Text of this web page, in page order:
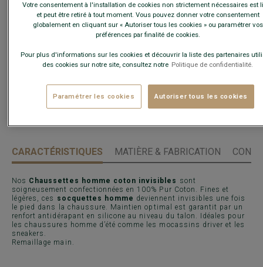
AJOUTER AU PANIER
Voir la disponibilité en magasin
Livré en 24h ouvrées avec Chronopost Express
(commandez avant 14h)
30 jours pour changer d'avis !
CARACTÉRISTIQUES MATIÈRE & FABRICATION
Nos Chaussettes homme coton invisibles sont
soigneusement confectionnées en 100% Pur Coton. Fines et
légères, ces socquettes homme deviennent invisibles une fois
le pied dans la chaussure. Maintien optimal est garantit par un
renfort antidérapant en silicone au niveau du talon. Idéales pour
les chaussures homme d’été comme les mocassins driver et les
sneakers.
Remaillage main.
Votre consentement à l'installation de cookies non strictement nécessaires est
et peut être retiré à tout moment. Vous pouvez donner votre consentement
globalement en cliquant sur « Autoriser tous les cookies » ou paramétrer vos
préférences par finalité de cookies.
Pour plus d'informations sur les cookies et découvrir la liste des partenaires
des cookies sur notre site, consultez notre Politique de confidentialité.
Paramétrer les cookies Autoriser tous les cookies